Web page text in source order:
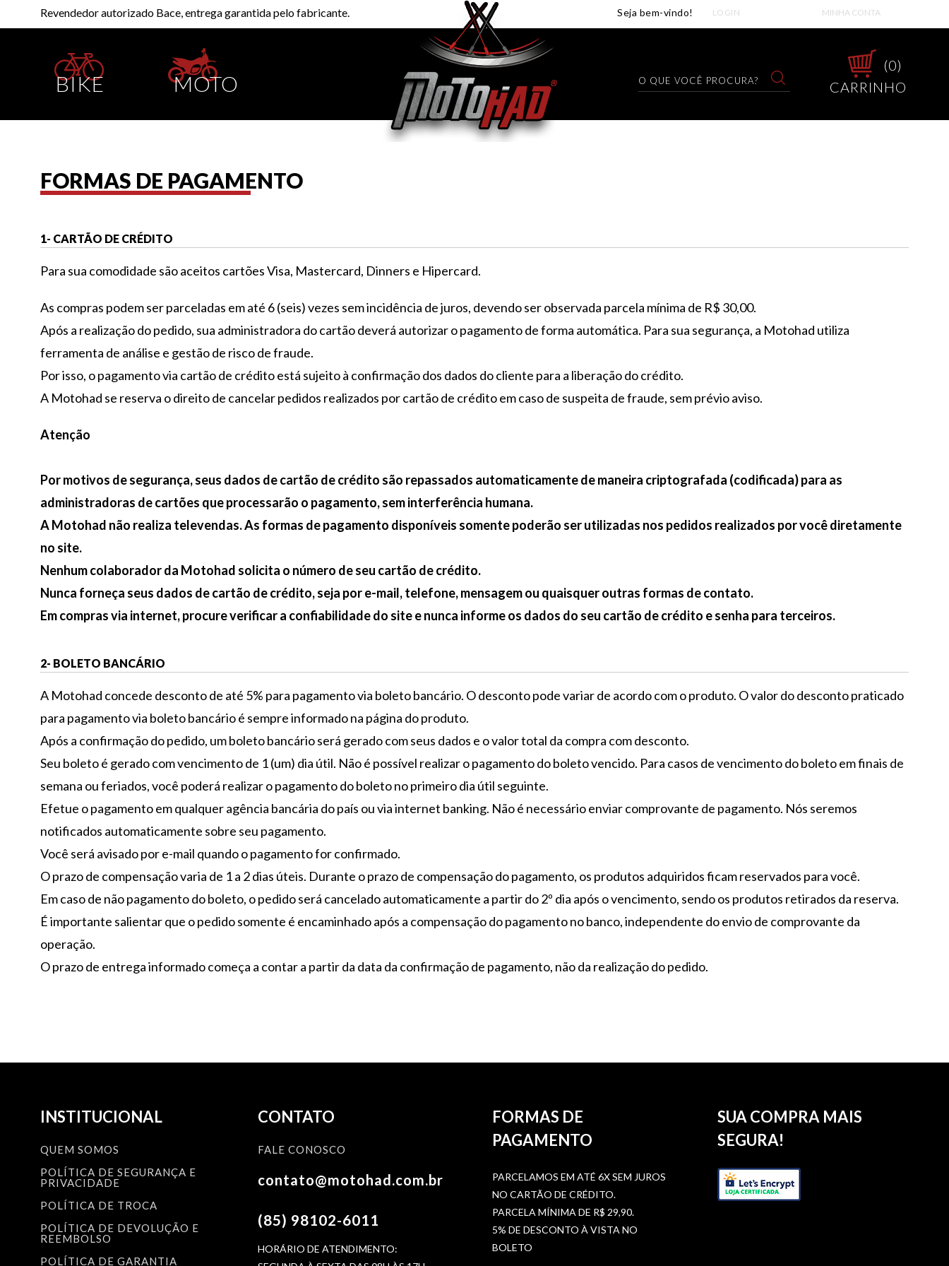
Revendedor autorizado Bace, entrega garantida pelo fabricante. LOGIN MINHA CONTA
BIKE MOTO CARRINHO
0
FORMAS DE PAGAMENTO
1- CARTÃO DE CRÉDITO
Para sua comodidade são aceitos cartões Visa, Mastercard, Dinners e Hipercard.
As compras podem ser parceladas em até 6 (seis) vezes sem incidência de juros, devendo ser observada parcela mínima de R$ 30,00.
Após a realização do pedido, sua administradora do cartão deverá autorizar o pagamento de forma automática. Para sua segurança, a Motohad utiliza
ferramenta de análise e gestão de risco de fraude.
Por isso, o pagamento via cartão de crédito está sujeito à confirmação dos dados do cliente para a liberação do crédito.
A Motohad se reserva o direito de cancelar pedidos realizados por cartão de crédito em caso de suspeita de fraude, sem prévio aviso.
Atenção
Por motivos de segurança, seus dados de cartão de crédito são repassados automaticamente de maneira criptografada (codificada) para as
administradoras de cartões que processarão o pagamento, sem interferência humana.
A Motohad não realiza televendas. As formas de pagamento disponíveis somente poderão ser utilizadas nos pedidos realizados por você diretamente
no site.
Nenhum colaborador da Motohad solicita o número de seu cartão de crédito.
Nunca forneça seus dados de cartão de crédito, seja por e-mail, telefone, mensagem ou quaisquer outras formas de contato.
Em compras via internet, procure verificar a confiabilidade do site e nunca informe os dados do seu cartão de crédito e senha para terceiros.
2- BOLETO BANCÁRIO
A Motohad concede desconto de até 5% para pagamento via boleto bancário. O desconto pode variar de acordo com o produto. O valor do desconto praticado
para pagamento via boleto bancário é sempre informado na página do produto.
Após a confirmação do pedido, um boleto bancário será gerado com seus dados e o valor total da compra com desconto.
Seu boleto é gerado com vencimento de 1 (um) dia útil. Não é possível realizar o pagamento do boleto vencido. Para casos de vencimento do boleto em finais de
semana ou feriados, você poderá realizar o pagamento do boleto no primeiro dia útil seguinte.
Efetue o pagamento em qualquer agência bancária do país ou via internet banking. Não é necessário enviar comprovante de pagamento. Nós seremos
notificados automaticamente sobre seu pagamento.
Você será avisado por e-mail quando o pagamento for confirmado.
O prazo de compensação varia de 1 a 2 dias úteis. Durante o prazo de compensação do pagamento, os produtos adquiridos ficam reservados para você.
Em caso de não pagamento do boleto, o pedido será cancelado automaticamente a partir do 2º dia após o vencimento, sendo os produtos retirados da reserva.
É importante salientar que o pedido somente é encaminhado após a compensação do pagamento no banco, independente do envio de comprovante da
operação.
O prazo de entrega informado começa a contar a partir da data da confirmação de pagamento, não da realização do pedido.
INSTITUCIONAL
QUEM SOMOS
POLÍTICA DE SEGURANÇA E
PRIVACIDADE
POLÍTICA DE TROCA
POLÍTICA DE DEVOLUÇÃO E
REEMBOLSO
POLÍTICA DE GARANTIA
CONTATO
FALE CONOSCO
contato@motohad.com.br
(85) 98102-6011
HORÁRIO DE ATENDIMENTO:
FORMAS DE
PAGAMENTO
PARCELAMOS EM ATÉ 6X SEM JUROS
NO CARTÃO DE CRÉDITO.
PARCELA MÍNIMA DE R$ 29,90.
5% DE DESCONTO À VISTA NO
BOLETO
SUA COMPRA MAIS
SEGURA!